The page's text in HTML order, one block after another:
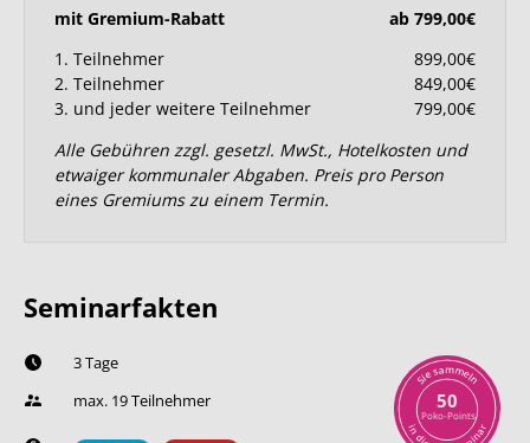
mit Gremium-Rabatt
ab 799,00€
1. Teilnehmer
899,00€
2. Teilnehmer
849,00€
3. und jeder weitere Teilnehmer
799,00€
Alle Gebühren zzgl. gesetzl. MwSt., Hotelkosten und
etwaiger kommunaler Abgaben. Preis pro Person
eines Gremiums zu einem Termin.
Seminarfakten
3 Tage
max. 19 Teilnehmer
i
n
d
i i
n
a
r
S
iesammel
n
50
Poko-Points